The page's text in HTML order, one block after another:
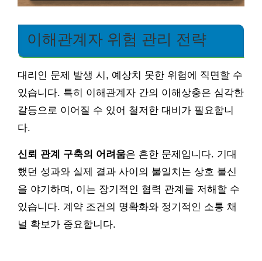
이해관계자 위험 관리 전략
대리인 문제 발생 시, 예상치 못한 위험에 직면할 수
있습니다. 특히 이해관계자 간의 이해상충은 심각한
갈등으로 이어질 수 있어 철저한 대비가 필요합니
다.
신뢰 관계 구축의 어려움은 흔한 문제입니다. 기대
했던 성과와 실제 결과 사이의 불일치는 상호 불신
을 야기하며, 이는 장기적인 협력 관계를 저해할 수
있습니다. 계약 조건의 명확화와 정기적인 소통 채
널 확보가 중요합니다.